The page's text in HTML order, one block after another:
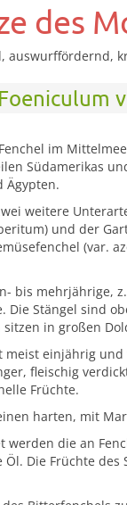
des
auswurffördernd,
im
Südamerikas
Ägypten.
weitere
und der
(var.
bis mehrjährige,
Die Stängel sind
in großen
meist einjährig
fleischig
Früchte.
harten, mit
werden die an
Die Früchte